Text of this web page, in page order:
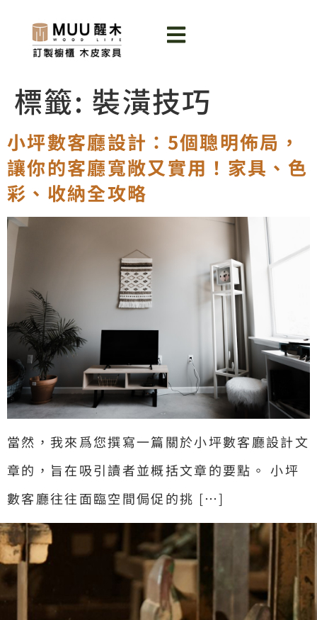
標籤: 裝潢技巧
小坪數客廳設計：5個聰明佈局，
讓你的客廳寬敞又實用！家具、色
彩、收納全攻略
當然，我來爲您撰寫一篇關於小坪數客廳設計文
章的，旨在吸引讀者並概括文章的要點。 小坪
數客廳往往面臨空間侷促的挑 […]